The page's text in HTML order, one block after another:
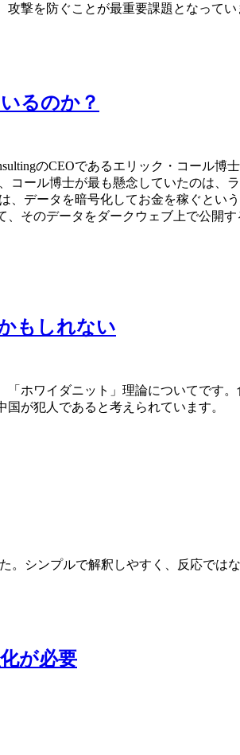
撃を防ぐことが最重要課題となってい
るのか？
のCEOであるエリック・コール
ール博士が最も懸念していたのは、
データを暗号化してお金を稼ぐとい
そのデータをダークウェブ上で公開
もしれない
ホワイダニット」理論についてです
が犯人であると考えられています。
。シンプルで解釈しやすく、反応では
が必要